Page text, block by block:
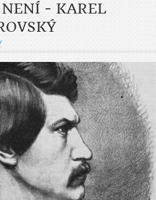
- KAREL